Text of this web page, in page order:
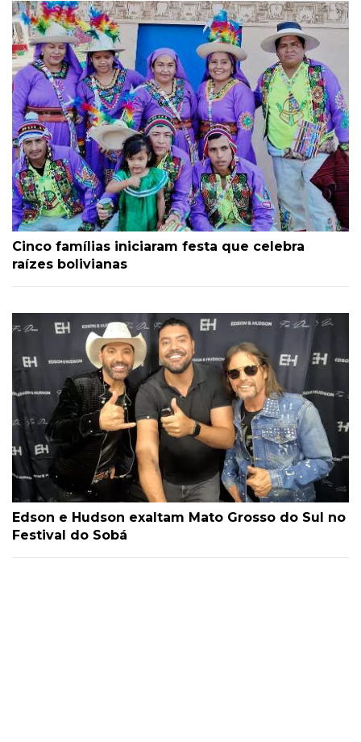
Cinco famílias iniciaram festa que celebra
raízes bolivianas
Edson e Hudson exaltam Mato Grosso do Sul no
Festival do Sobá